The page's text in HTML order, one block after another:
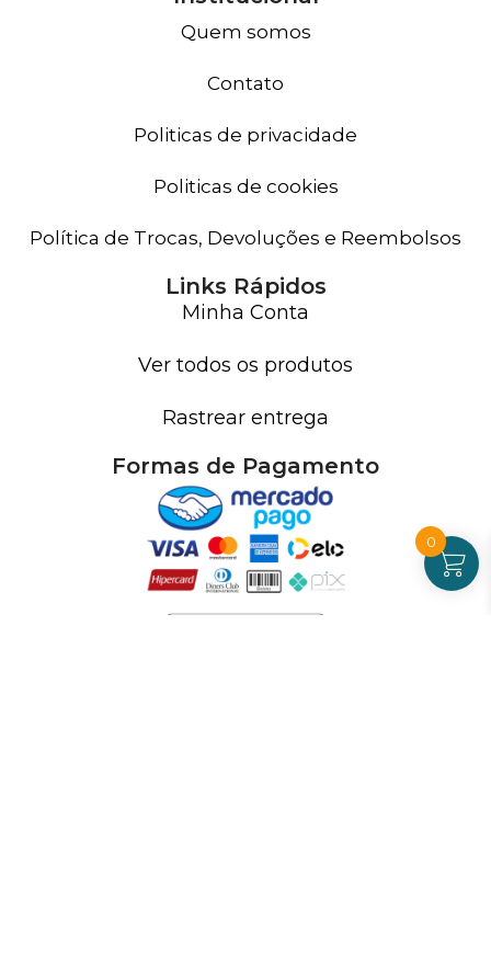
Quem somos
Contato
Politicas de privacidade
Politicas de cookies
Política de Trocas, Devoluções e Reembolsos
Links Rápidos
Minha Conta
Ver todos os produtos
Rastrear entrega
Formas de Pagamento
0